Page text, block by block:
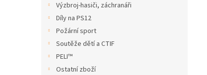
Výzbroj-hasiči, záchranáři
Díly na PS12
Požární sport
Soutěže dětí a CTIF
PELI™
Ostatní zboží